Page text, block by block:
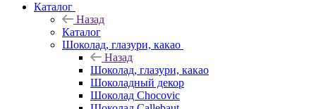
Каталог
Назад
Каталог
Шоколад, глазури, какао
Назад
Шоколад, глазури, какао
Шоколадный декор
Шоколад Chocovic